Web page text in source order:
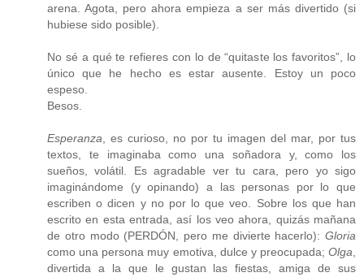
arena. Agota, pero ahora empieza a ser más divertido (si
hubiese sido posible).
No sé a qué te refieres con lo de “quitaste los favoritos”, lo
único que he hecho es estar ausente. Estoy un poco
espeso.
Besos.
Esperanza, es curioso, no por tu imagen del mar, por tus
textos, te imaginaba como una soñadora y, como los
sueños, volátil. Es agradable ver tu cara, pero yo sigo
imaginándome (y opinando) a las personas por lo que
escriben o dicen y no por lo que veo. Sobre los que han
escrito en esta entrada, así los veo ahora, quizás mañana
de otro modo (PERDÓN, pero me divierte hacerlo): Gloria
como una persona muy emotiva, dulce y preocupada; Olga,
divertida a la que le gustan las fiestas, amiga de sus